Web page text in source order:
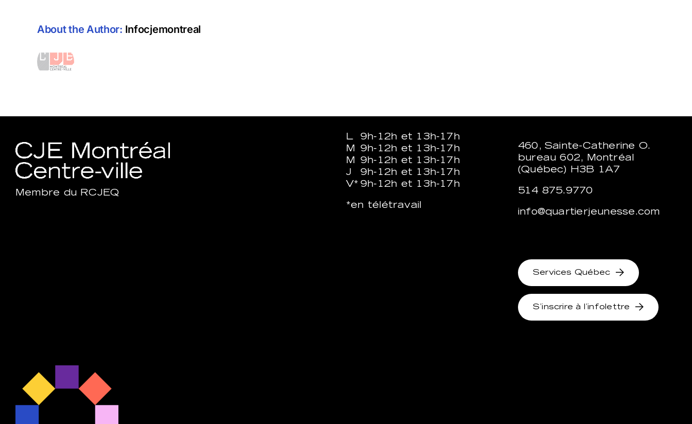
About the Author: Infocjemontreal
Membre du RCJEQ
L
M
M
J
V*
9h-12h et 13h-17h
9h-12h et 13h-17h
9h-12h et 13h-17h
9h-12h et 13h-17h
9h-12h et 13h-17h
*en télétravail
460, Sainte-Catherine O.
bureau 602, Montréal
(Québec) H3B 1A7
514 875.9770
info@quartierjeunesse.com
Services Québec
S’inscrire à l’infolettre